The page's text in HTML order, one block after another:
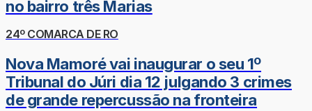
no bairro três Marias
24º COMARCA DE RO
Nova Mamoré vai inaugurar o seu 1º
Tribunal do Júri dia 12 julgando 3 crimes
de grande repercussão na fronteira